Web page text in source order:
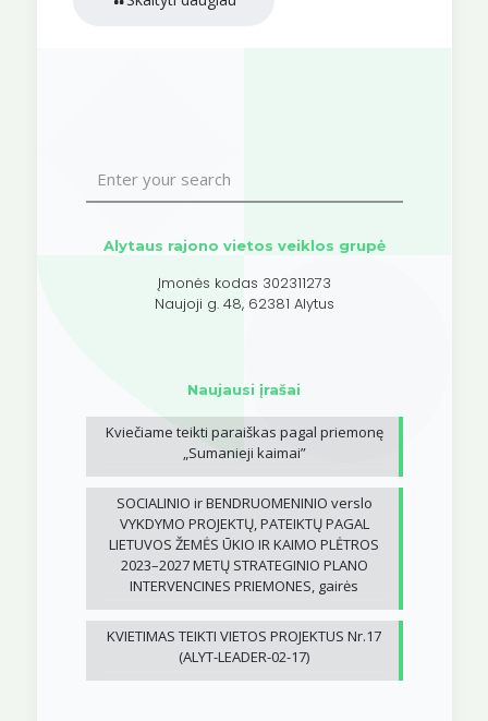
Alytaus rajono vietos veiklos grupė
Įmonės kodas 302311273
Naujoji g. 48, 62381 Alytus
Naujausi įrašai
Kviečiame teikti paraiškas pagal priemonę
„Sumanieji kaimai”
SOCIALINIO ir BENDRUOMENINIO verslo
VYKDYMO PROJEKTŲ, PATEIKTŲ PAGAL
LIETUVOS ŽEMĖS ŪKIO IR KAIMO PLĖTROS
2023–2027 METŲ STRATEGINIO PLANO
INTERVENCINES PRIEMONES, gairės
KVIETIMAS TEIKTI VIETOS PROJEKTUS Nr.17
(ALYT-LEADER-02-17)